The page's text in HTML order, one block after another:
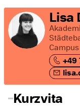
Lisa
+49
Kurzvita